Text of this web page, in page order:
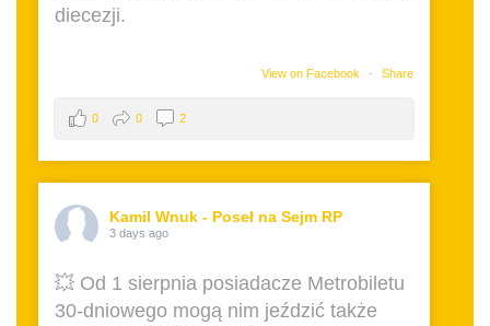
diecezji.
View on Facebook · Share
0 0 2
Kamil Wnuk - Poseł na Sejm RP
3 days ago
💥 Od 1 sierpnia posiadacze Metrobiletu
30-dniowego mogą nim jeździć także